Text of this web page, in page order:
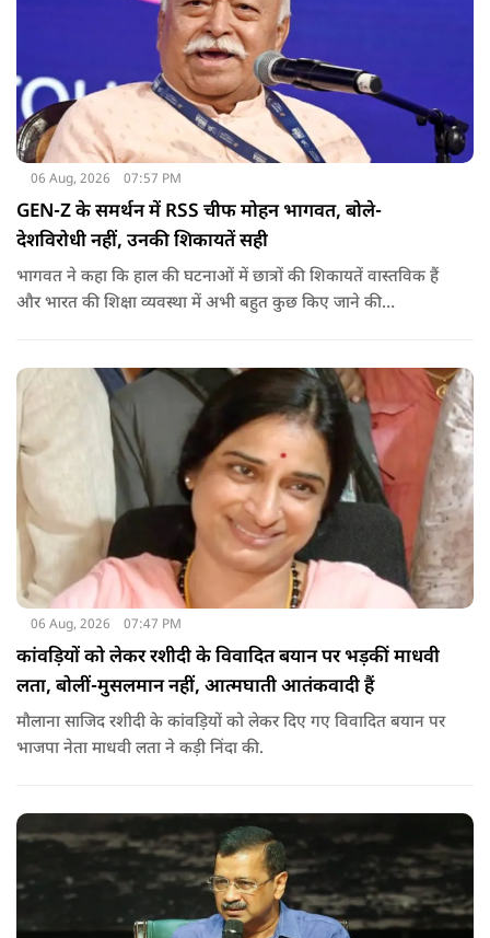
06 Aug, 2026 07:57 PM
GEN-Z के समर्थन में RSS चीफ मोहन भागवत, बोले-
देशविरोधी नहीं, उनकी शिकायतें सही
भागवत ने कहा कि हाल की घटनाओं में छात्रों की शिकायतें वास्तविक हैं
और भारत की शिक्षा व्यवस्था में अभी बहुत कुछ किए जाने की
06 Aug, 2026 07:47 PM
कांवड़ियों को लेकर रशीदी के विवादित बयान पर भड़कीं माधवी
लता, बोलीं-मुसलमान नहीं, आत्मघाती आतंकवादी हैं
मौलाना साजिद रशीदी के कांवड़ियों को लेकर दिए गए विवादित बयान पर
भाजपा नेता माधवी लता ने कड़ी निंदा की.